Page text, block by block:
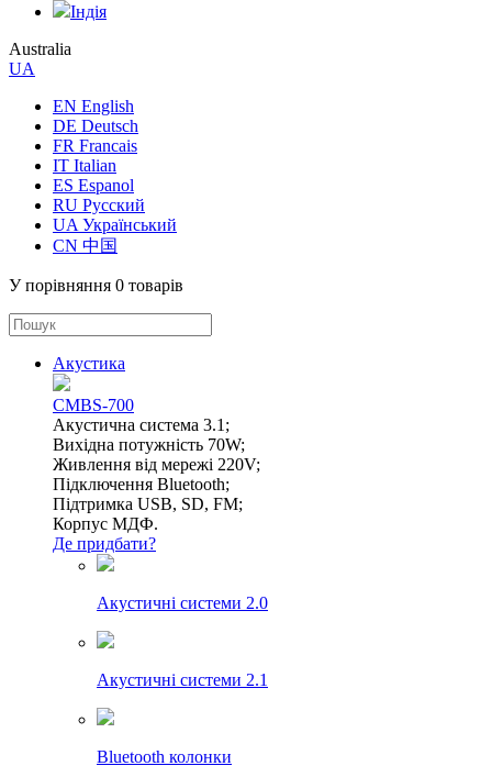
Індія
Australia
UA
EN English
DE Deutsch
FR Francais
IT Italian
ES Espanol
RU Русский
UA Український
CN 中国
У порівняння 0 товарів
Акустика
CMBS-700
Акустична система 3.1;
Вихідна потужність 70W;
Живлення від мережі 220V;
Підключення Bluetooth;
Підтримка USB, SD, FM;
Корпус МДФ.
Де придбати?
Акустичні системи 2.0
Акустичні системи 2.1
Bluetooth колонки